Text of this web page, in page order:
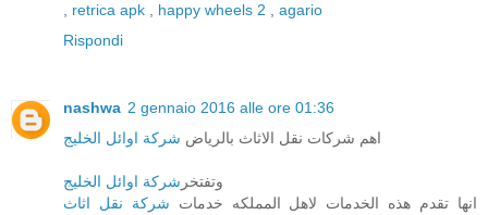
, retrica apk , happy wheels 2 , agario
Rispondi
nashwa 2 gennaio 2016 alle ore 01:36
اهم شركات نقل الاثاث بالرياض شركة اوائل الخليج
وتفتخر شركة اوائل الخليج
انها تقدم هذه الخدمات لاهل المملكه خدمات شركة نقل اثاث